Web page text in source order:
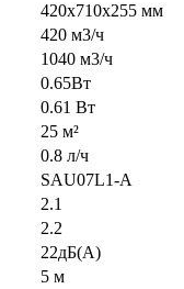
420х710х255 мм
420 м3/ч
1040 м3/ч
0.65Вт
0.61 Вт
25 м²
0.8 л/ч
SAU07L1-A
2.1
2.2
22дБ(А)
5 м